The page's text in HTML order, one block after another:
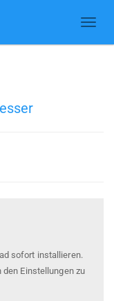
sofort installieren.
den Einstellungen zu